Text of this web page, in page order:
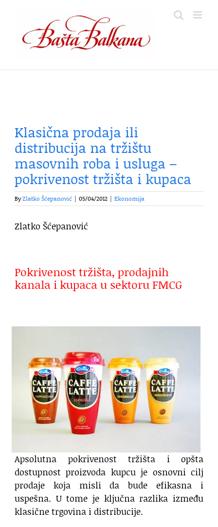
content
Klasična prodaja ili
distribucija na tržištu
masovnih roba i usluga –
pokrivenost tržišta i kupaca
ByZlatko Šćepanović 05/04/2012 Ekonomija
Zlatko Šćepanović
Pokrivenost tržišta, prodajnih
kanala i kupaca u sektoru FMCG
Apsolutna pokrivenost tržišta i opšta
dostupnost proizvoda kupcu je osnovni cilj
prodaje koja misli da bude efikasna i
uspešna. U tome je ključna razlika između
klasične trgovina i distribucije.